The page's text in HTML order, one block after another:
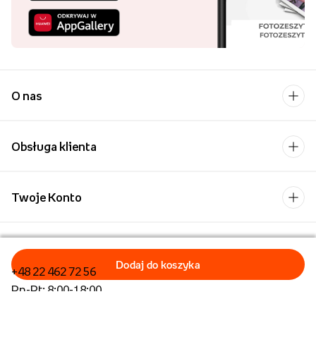
O nas
Obsługa klienta
Kontakt
+48 22 462 72 56
Pn-Pt: 8:00-18:00
Twoje Konto